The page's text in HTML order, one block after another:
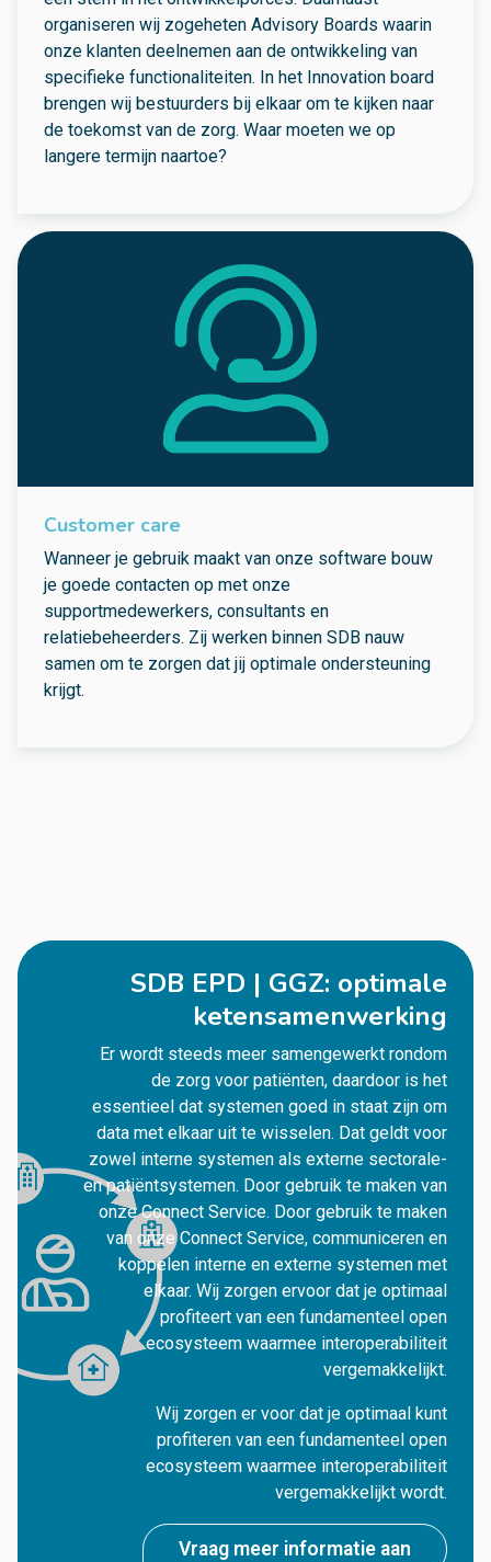
organiseren wij zogeheten Advisory Boards waarin
onze klanten deelnemen aan de ontwikkeling van
specifieke functionaliteiten. In het Innovation board
brengen wij bestuurders bij elkaar om te kijken naar
de toekomst van de zorg. Waar moeten we op
langere termijn naartoe?
Customer care
Wanneer je gebruik maakt van onze software bouw
je goede contacten op met onze
supportmedewerkers, consultants en
relatiebeheerders. Zij werken binnen SDB nauw
samen om te zorgen dat jij optimale ondersteuning
krijgt.
SDB EPD | GGZ: optimale
ketensamenwerking
Er wordt steeds meer samengewerkt rondom
de zorg voor patiënten, daardoor is het
essentieel dat systemen goed in staat zijn om
data met elkaar uit te wisselen. Dat geldt voor
zowel interne systemen als externe sectorale-
en patiëntsystemen. Door gebruik te maken van
onze Connect Service. Door gebruik te maken
van onze Connect Service, communiceren en
koppelen interne en externe systemen met
elkaar. Wij zorgen ervoor dat je optimaal
profiteert van een fundamenteel open
ecosysteem waarmee interoperabiliteit
vergemakkelijkt.
Wij zorgen er voor dat je optimaal kunt
profiteren van een fundamenteel open
ecosysteem waarmee interoperabiliteit
vergemakkelijkt wordt.
Vraag meer informatie aan